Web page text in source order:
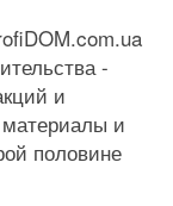
-
и
и
половине